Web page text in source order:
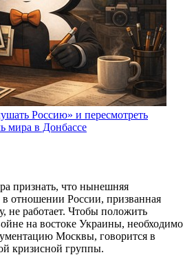
Россию» и пересмотреть
мира в Донбассе
признать, что нынешняя
отношении России, призванная
не работает. Чтобы положить
на востоке Украины, необходимо
Москвы, говорится в
кризисной группы.